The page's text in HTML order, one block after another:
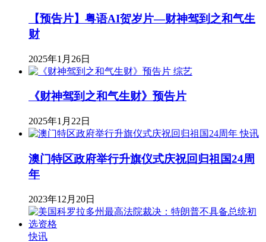
【预告片】粤语AI贺岁片—财神驾到之和气生
财
2025年1月26日
综艺
《财神驾到之和气生财》预告片
2025年1月22日
快讯
澳门特区政府举行升旗仪式庆祝回归祖国24周
年
2023年12月20日
快讯